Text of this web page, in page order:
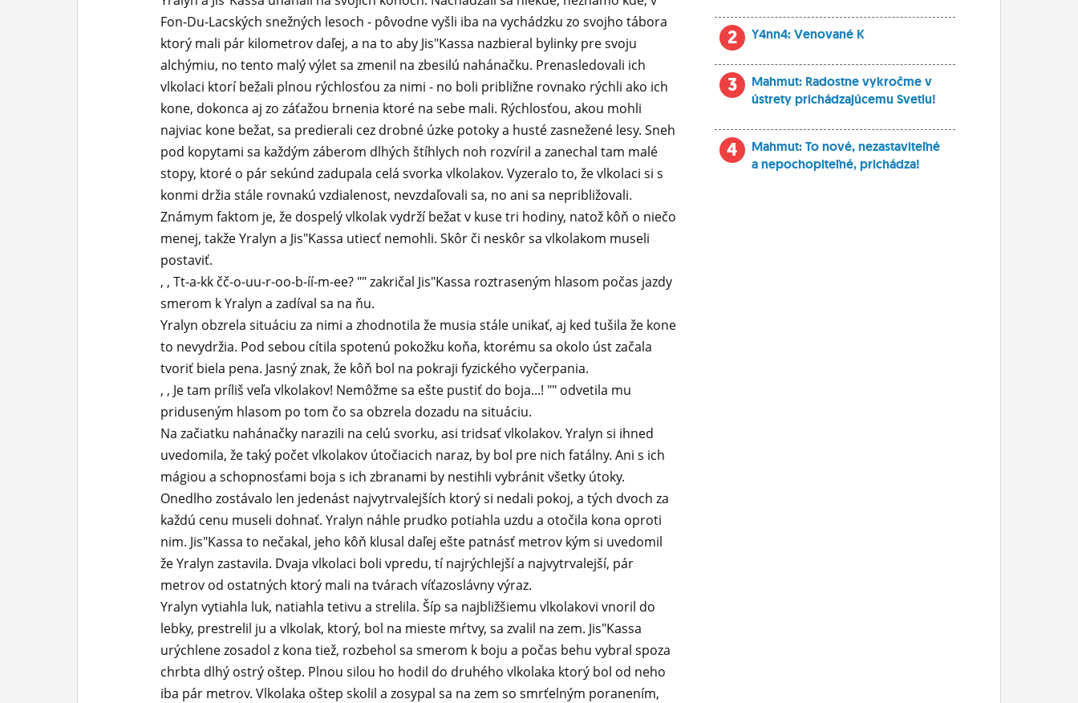
Fon-Du-Lacských snežných lesoch - pôvodne vyšli iba na vychádzku zo svojho tábora
ktorý mali pár kilometrov daľej, a na to aby Jis"Kassa nazbieral bylinky pre svoju
alchýmiu, no tento malý výlet sa zmenil na zbesilú nahánačku. Prenasledovali ich
vlkolaci ktorí bežali plnou rýchlosťou za nimi - no boli približne rovnako rýchli ako ich
kone, dokonca aj zo záťažou brnenia ktoré na sebe mali. Rýchlosťou, akou mohli
najviac kone bežat, sa predierali cez drobné úzke potoky a husté zasnežené lesy. Sneh
pod kopytami sa každým záberom dlhých štíhlych noh rozvíril a zanechal tam malé
stopy, ktoré o pár sekúnd zadupala celá svorka vlkolakov. Vyzeralo to, že vlkolaci si s
konmi držia stále rovnakú vzdialenost, nevzdaľovali sa, no ani sa nepribližovali.
Známym faktom je, že dospelý vlkolak vydrží bežat v kuse tri hodiny, natož kôň o niečo
menej, takže Yralyn a Jis"Kassa utiecť nemohli. Skôr či neskôr sa vlkolakom museli
postaviť.
, , Tt-a-kk čč-o-uu-r-oo-b-íí-m-ee? "" zakričal Jis"Kassa roztraseným hlasom počas jazdy
smerom k Yralyn a zadíval sa na ňu.
Yralyn obzrela situáciu za nimi a zhodnotila že musia stále unikať, aj ked tušila že kone
to nevydržia. Pod sebou cítila spotenú pokožku koňa, ktorému sa okolo úst začala
tvoriť biela pena. Jasný znak, že kôň bol na pokraji fyzického vyčerpania.
, , Je tam príliš veľa vlkolakov! Nemôžme sa ešte pustiť do boja...! "" odvetila mu
priduseným hlasom po tom čo sa obzrela dozadu na situáciu.
Na začiatku nahánačky narazili na celú svorku, asi tridsať vlkolakov. Yralyn si ihned
uvedomila, že taký počet vlkolakov útočiacich naraz, by bol pre nich fatálny. Ani s ich
mágiou a schopnosťami boja s ich zbranami by nestihli vybránit všetky útoky.
Onedlho zostávalo len jedenást najvytrvalejších ktorý si nedali pokoj, a tých dvoch za
každú cenu museli dohnať. Yralyn náhle prudko potiahla uzdu a otočila kona oproti
nim. Jis"Kassa to nečakal, jeho kôň klusal daľej ešte patnásť metrov kým si uvedomil
že Yralyn zastavila. Dvaja vlkolaci boli vpredu, tí najrýchlejší a najvytrvalejší, pár
metrov od ostatných ktorý mali na tvárach víťazoslávny výraz.
Yralyn vytiahla luk, natiahla tetivu a strelila. Šíp sa najbližšiemu vlkolakovi vnoril do
lebky, prestrelil ju a vlkolak, ktorý, bol na mieste mŕtvy, sa zvalil na zem. Jis"Kassa
urýchlene zosadol z kona tiež, rozbehol sa smerom k boju a počas behu vybral spoza
chrbta dlhý ostrý oštep. Plnou silou ho hodil do druhého vlkolaka ktorý bol od neho
iba pár metrov. Vlkolaka oštep skolil a zosypal sa na zem so smrťelným poranením,
2 Y4nn4: Venované K
3
Mahmut: Radostne vykročme v
ústrety prichádzajúcemu Svetlu!
4
Mahmut: To nové, nezastaviteľné
a nepochopiteľné, prichádza!